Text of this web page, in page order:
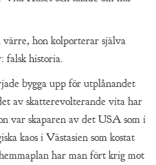
hon kolporterar själva
falsk historia.
bygga upp för utplånandet
av skatterevolterande vita har
var skaparen av det USA som i
kaos i Västasien som kostat
har man fört krig mot